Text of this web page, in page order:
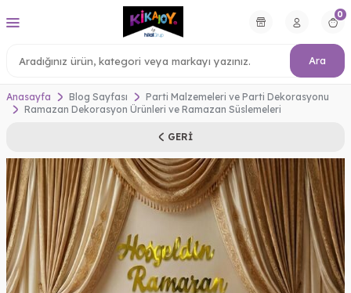
Ara
0
Anasayfa Blog Sayfası
Parti Malzemeleri ve Parti Dekorasyonu
Ramazan Dekorasyon Ürünleri ve Ramazan Süslemeleri
GERI